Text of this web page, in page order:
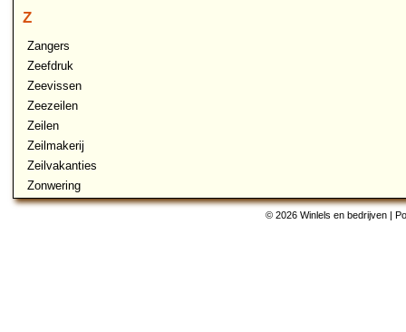
Z
Zangers
Zeefdruk
Zeevissen
Zeezeilen
Zeilen
Zeilmakerij
Zeilvakanties
Zonwering
© 2026 Winlels en bedrijven |